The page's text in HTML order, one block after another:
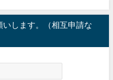
いします。（相互申請な